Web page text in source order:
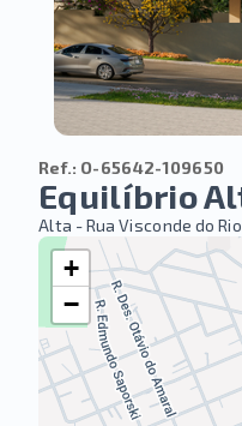
Ref.: O-65642-109650
Equilíbrio
Alta -Rua Visconde do
+
−